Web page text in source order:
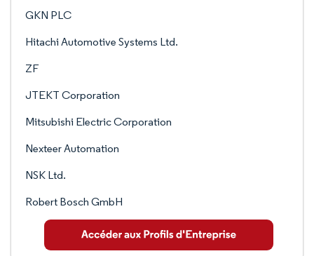
GKN PLC
Hitachi Automotive Systems Ltd.
ZF
JTEKT Corporation
Mitsubishi Electric Corporation
Nexteer Automation
NSK Ltd.
Robert Bosch GmbH